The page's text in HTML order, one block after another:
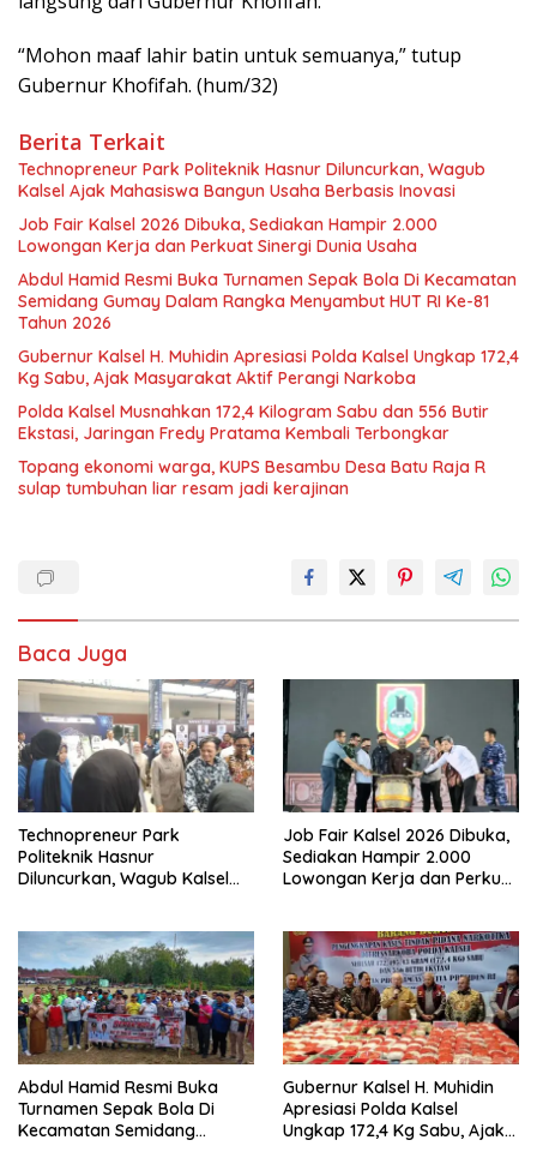
“Mohon maaf lahir batin untuk semuanya,” tutup
Gubernur Khofifah. (hum/32)
Berita Terkait
Technopreneur Park Politeknik Hasnur Diluncurkan, Wagub
Kalsel Ajak Mahasiswa Bangun Usaha Berbasis Inovasi
Job Fair Kalsel 2026 Dibuka, Sediakan Hampir 2.000
Lowongan Kerja dan Perkuat Sinergi Dunia Usaha
Abdul Hamid Resmi Buka Turnamen Sepak Bola Di Kecamatan
Semidang Gumay Dalam Rangka Menyambut HUT RI Ke-81
Tahun 2026
Gubernur Kalsel H. Muhidin Apresiasi Polda Kalsel Ungkap 172,4
Kg Sabu, Ajak Masyarakat Aktif Perangi Narkoba
Polda Kalsel Musnahkan 172,4 Kilogram Sabu dan 556 Butir
Ekstasi, Jaringan Fredy Pratama Kembali Terbongkar
Topang ekonomi warga, KUPS Besambu Desa Batu Raja R
sulap tumbuhan liar resam jadi kerajinan
Baca Juga
Technopreneur Park
Politeknik Hasnur
Diluncurkan, Wagub Kalsel
Job Fair Kalsel 2026 Dibuka,
Sediakan Hampir 2.000
Lowongan Kerja dan Perkuat
Abdul Hamid Resmi Buka
Turnamen Sepak Bola Di
Kecamatan Semidang
Gubernur Kalsel H. Muhidin
Apresiasi Polda Kalsel
Ungkap 172,4 Kg Sabu, Ajak